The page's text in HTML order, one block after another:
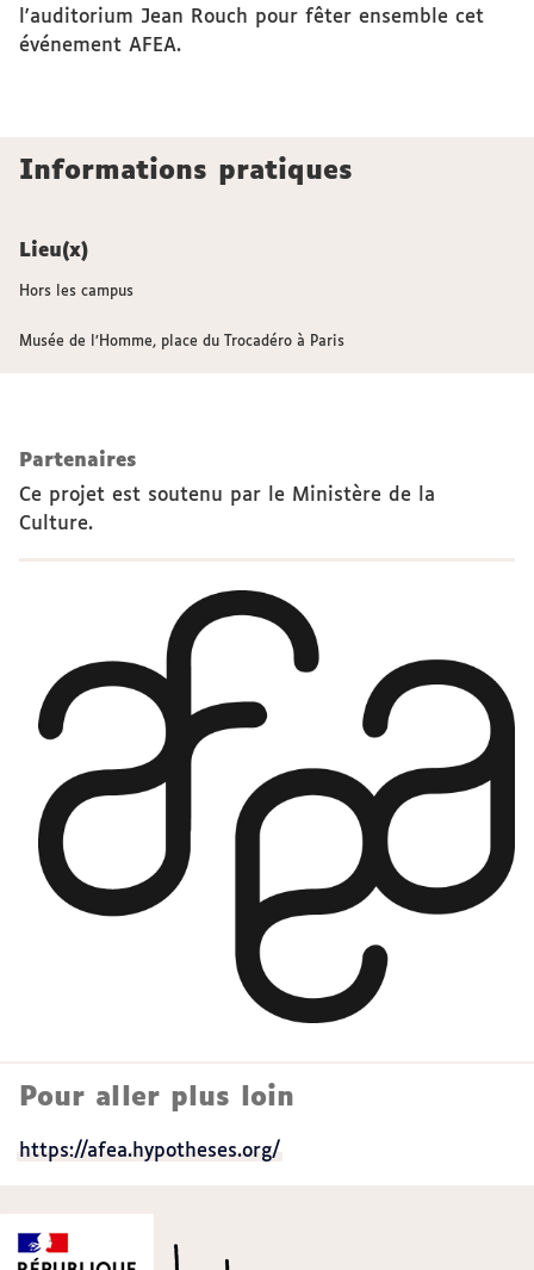
l'auditorium Jean Rouch pour fêter ensemble cet
événement AFEA.
Informations pratiques
Lieu(x)
Hors les campus
Musée de l’Homme, place du Trocadéro à Paris
Partenaires
Ce projet est soutenu par le Ministère de la
Culture.
Pour aller plus loin
https://afea.hypotheses.org/